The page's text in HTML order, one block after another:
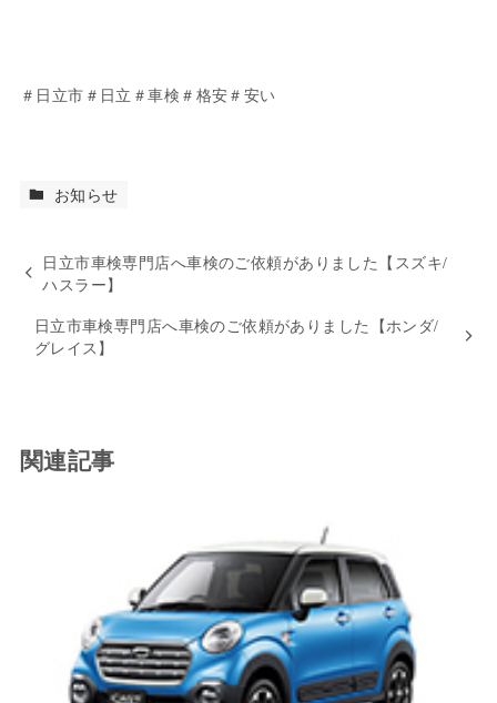
＃日立市＃日立＃車検＃格安＃安い
お知らせ
日立市車検専門店へ車検のご依頼がありました【スズキ/
ハスラー】
日立市車検専門店へ車検のご依頼がありました【ホンダ/
グレイス】
関連記事